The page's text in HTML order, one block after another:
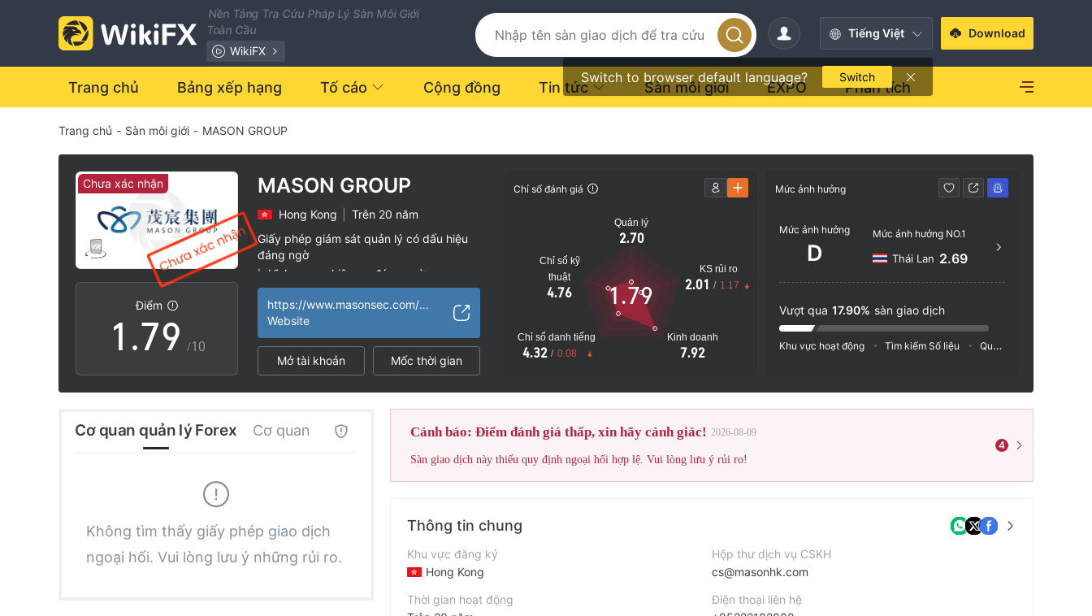
Nền Tảng Tra Cứu Pháp Lý Sàn Môi Giới
Toàn Cầu
WikiFX
Tiếng Việt
Switch to browser default language? Switch
Download
Trang chủ Bảng xếp hạng Tố cáo Cộng đồng Tin tức Sàn môi giới EXPO Phân tích
Trang chủ - Sàn môi giới - MASON GROUP
Chưa xác nhận
Điểm
0
1
2
3
5
6
.
1
2
3
4
5
6
7
8
9
3
4
5
6
7
8
9 /10
MASON GROUP
Hong Kong
Trên 20 năm
Giấy phép giám sát quản lý có dấu hiệu
đáng ngờ
| Lĩnh vực nghiệp vụ đáng ngờ
|
https://www.masonsec.com/en/
Website
Mở tài khoản Mốc thời gian
Chỉ số đánh giá
Quản lý
2.70
Chỉ số kỹ
thuật
4.76
Chỉ số danh tiếng
4.32 / 0.08
Kinh doanh
7.92
KS rủi ro
2.01 / 1.17
1.79
Mức ảnh hưởng
Mức ảnh hưởng
D
Mức ảnh hưởng NO.1
Thái Lan 2.69
Vượt qua 17.90% sàn giao dịch
Khu vực hoạt động Tìm kiếm Số liệu Quảng cáo
Cơ quan quản lý Forex Cơ quan quản lý khác 1
Không tìm thấy giấy phép giao dịch
ngoại hối. Vui lòng lưu ý những rủi ro.
Cảnh báo: Điểm đánh giá thấp, xin hãy cảnh giác! 2026-08-09
Sàn giao dịch này thiếu quy định ngoại hối hợp lệ. Vui lòng lưu ý rủi ro!
4
Thông tin chung
Khu vực đăng ký
Hong Kong
Thời gian hoạt động
Hộp thư dịch vụ CSKH
cs@masonhk.com
Điện thoại liên hệ